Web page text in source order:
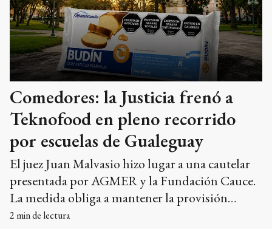
Comedores: la Justicia frenó a
Teknofood en pleno recorrido
por escuelas de Gualeguay
El juez Juan Malvasio hizo lugar a una cautelar
presentada por AGMER y la Fundación Cauce.
La medida obliga a mantener la provisión
tradicional. En el momento en que se conoció el
2 min de lectura